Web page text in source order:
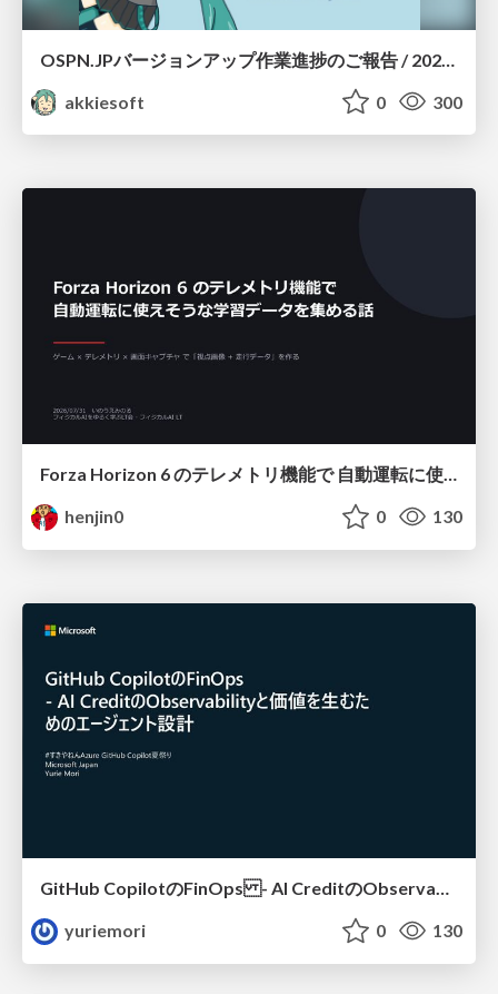
akkiesoft
0 300
Forza Horizon 6 のテレメトリ機能で 自動運転に使えそうな学習データを集める話
henjin0
0 130
GitHub CopilotのFinOps - AI CreditのObservabilityと価値を生むためのエージェント設計
yuriemori
0 130